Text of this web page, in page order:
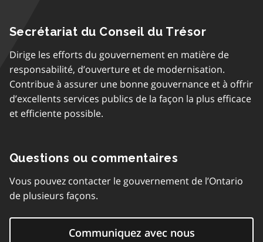
Secrétariat du Conseil du Trésor
Dirige les efforts du gouvernement en matière de
responsabilité, d’ouverture et de modernisation.
Contribue à assurer une bonne gouvernance et à offrir
d’excellents services publics de la façon la plus efficace
et efficiente possible.
Questions ou commentaires
Vous pouvez contacter le gouvernement de l’Ontario
de plusieurs façons.
Communiquez avec nous